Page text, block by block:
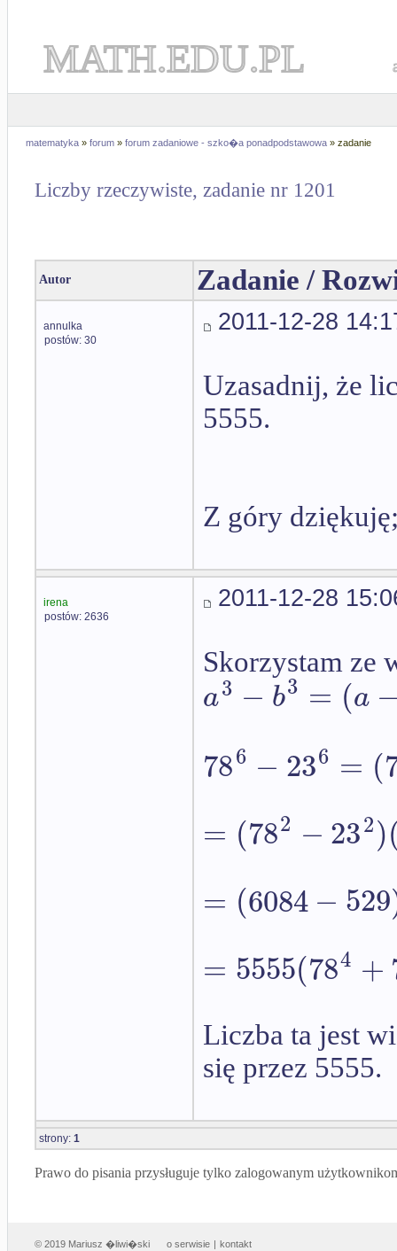
MATH.EDU.PL
matematyka » forum » forum zadaniowe - szko�a ponadpodstawowa » zadanie
Liczby rzeczywiste, zadanie nr 1201
Autor Zadanie /
annulka
postów: 30
2011-12-28
Uzasadnij, że
5555.
Z góry
irena
postów: 2636
2011-12-28
Skorzystam ze
a3 − b3 = (a
786 − 236 = (
= (782 −232)
= (6084− 529
= 5555(784 +
Liczba ta jest
się przez 5555.
strony: 1
Prawo do pisania przysługuje tylko zalogowanym
© 2019 Mariusz �liwi�ski o serwisie | kontakt